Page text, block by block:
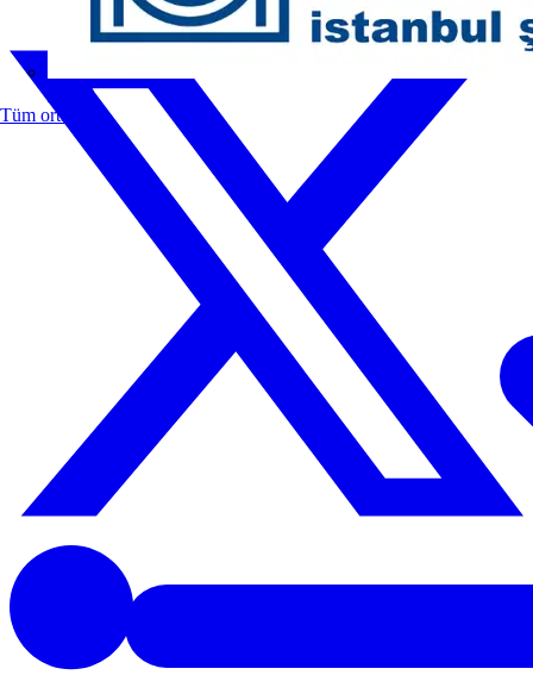
MMO
Tüm ortaklar